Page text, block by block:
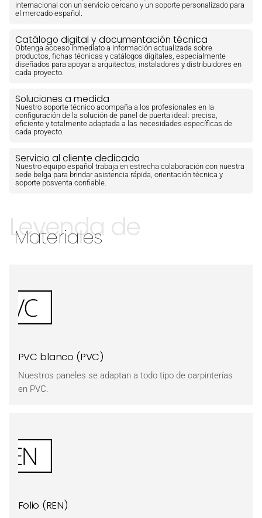
internacional con un servicio cercano y un soporte personalizado para
el mercado español.
Catálogo digital y documentación técnica
Obtenga acceso inmediato a información actualizada sobre
productos, fichas técnicas y catálogos digitales, especialmente
diseñados para apoyar a arquitectos, instaladores y distribuidores en
cada proyecto.
Soluciones a medida
Nuestro soporte técnico acompaña a los profesionales en la
configuración de la solución de panel de puerta ideal: precisa,
eficiente y totalmente adaptada a las necesidades específicas de
cada proyecto.
Servicio al cliente dedicado
Nuestro equipo español trabaja en estrecha colaboración con nuestra
sede belga para brindar asistencia rápida, orientación técnica y
soporte posventa confiable.
Leyenda de
Materiales
PVC blanco (PVC)
Nuestros paneles se adaptan a todo tipo de carpinterías
en PVC.
Folio (REN)